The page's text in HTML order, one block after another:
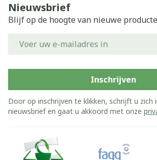
Nieuwsbrief
Blijf op de hoogte van nieuwe
Inschrijven
Door op inschrijven te klikken, schrijft u zich
nieuwsbrief en gaat u akkoord met onze